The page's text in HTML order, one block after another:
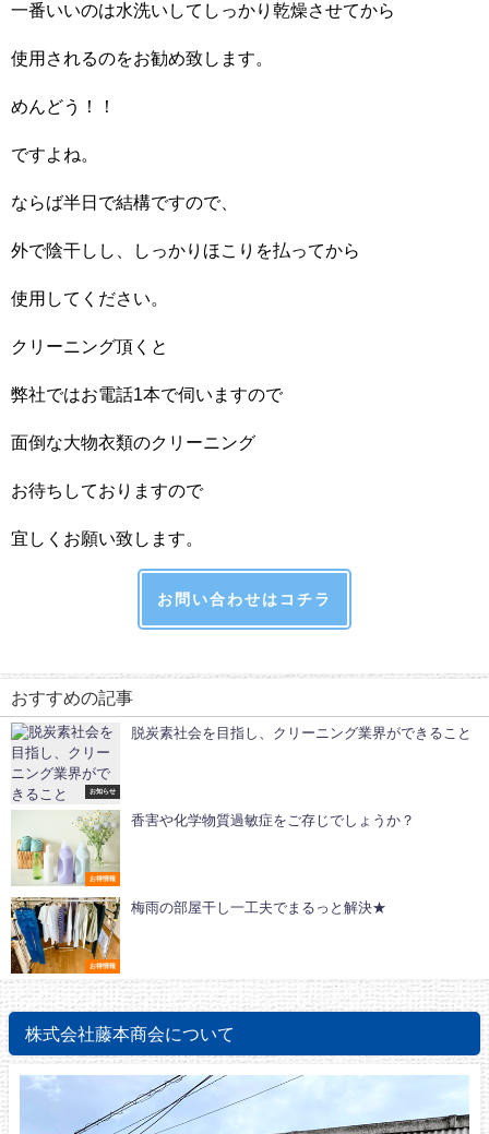
一番いいのは水洗いしてしっかり乾燥させてから
使用されるのをお勧め致します。
めんどう！！
ですよね。
ならば半日で結構ですので、
外で陰干しし、しっかりほこりを払ってから
使用してください。
クリーニング頂くと
弊社ではお電話1本で伺いますので
面倒な大物衣類のクリーニング
お待ちしておりますので
宜しくお願い致します。
お問い合わせはコチラ
おすすめの記事
お知らせ
脱炭素社会を目指し、クリーニング業界ができること
お得情報
香害や化学物質過敏症をご存じでしょうか？
お得情報
梅雨の部屋干し一工夫でまるっと解決★
株式会社藤本商会について